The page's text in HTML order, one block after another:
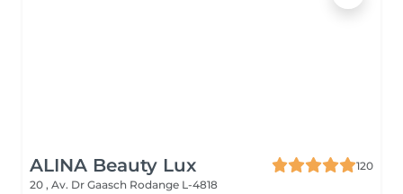
ALINA Beauty Lux
120
20 , Av. Dr Gaasch Rodange L-4818